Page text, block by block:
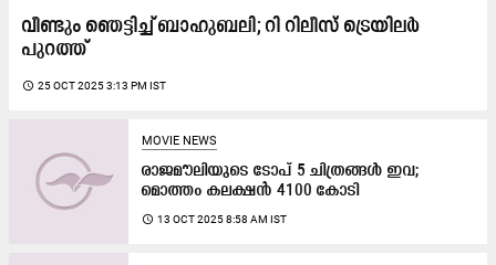
വീണ്ടും ഞെട്ടിച്ച് ബാഹുബലി; റി റിലീസ് ട്രെയിലർ
പുറത്ത്
access_time 25 OCT 2025 3:13 PM IST
MOVIE NEWS
രാജമൗലിയുടെ ടോപ് 5 ചിത്രങ്ങൾ ഇവ;
മൊത്തം കലക്ഷൻ 4100 കോടി
access_time 13 OCT 2025 8:58 AM IST